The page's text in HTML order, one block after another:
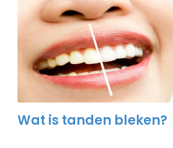
Wat is tanden bleken?